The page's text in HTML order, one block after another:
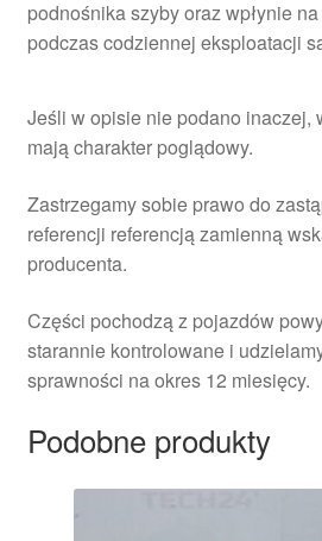
podnośnika szyby oraz wpłynie
podczas codziennej eksploatacji
Jeśli w opisie nie podano inaczej,
mają charakter poglądowy.
Zastrzegamy sobie prawo do
referencji referencją zamienną
producenta.
Części pochodzą z pojazdów
starannie kontrolowane i
sprawności na okres 12 miesięcy.
Podobne produkty